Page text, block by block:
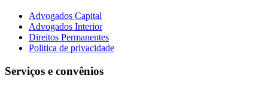
Advogados Capital
Advogados Interior
Direitos Permanentes
Politica de privacidade
Serviços e convênios